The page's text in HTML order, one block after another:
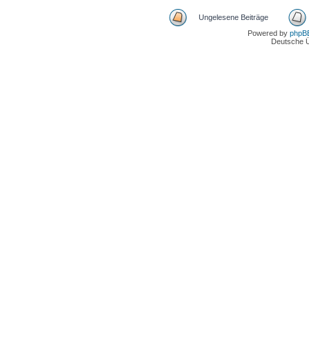
Ungelesene Beiträge
Powered by
Deutsche